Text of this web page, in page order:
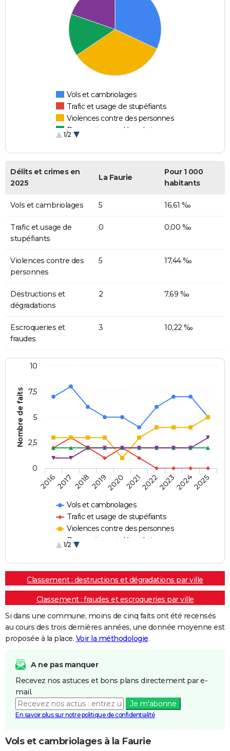
Vols et cambriolages
Trafic et usage de stupéfiants
Violences contre des personnes
Destructions et dégradations
1/2
Délits et crimes en
2025
La Faurie
Pour 1 000
habitants
Vols et cambriolages 5 16,61 ‰
Trafic et usage de
stupéfiants
0 0,00 ‰
Violences contre des
personnes
5 17,44 ‰
Destructions et
dégradations
2 7,69 ‰
Escroqueries et
fraudes
3 10,22 ‰
Nombre de faits
Vols et cambriolages
Trafic et usage de stupéfiants
Violences contre des personnes
Destructions et dégradations
1/2
20162017 20182019202020212022202320242025
0
2,5
5
7,5
10
Classement : destructions et dégradations par ville
Classement : fraudes et escroqueries par ville
Si dans une commune, moins de cinq faits ont été recensés
au cours des trois dernières années, une donnée moyenne est
proposée à la place. Voir la méthodologie.
A ne pas manquer
Recevez nos astuces et bons plans directement par e-
mail.
Je m'abonne
En savoir plus sur notre politique de confidentialité
Vols et cambriolages à la Faurie